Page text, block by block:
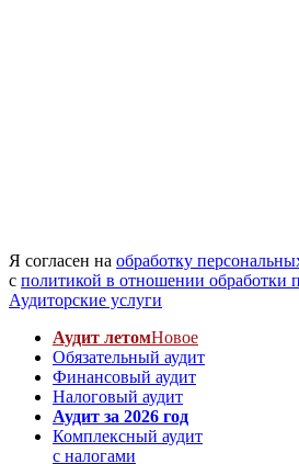
Я согласен на обработку
с политикой в отношении обработки
Аудиторские услуги
Аудит летомНовое
Обязательный аудит
Финансовый аудит
Налоговый аудит
Аудит за 2026 год
Комплексный аудит
с налогами